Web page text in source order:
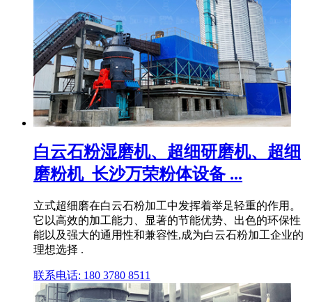
白云石粉湿磨机、超细研磨机、超细
磨粉机_长沙万荣粉体设备 ...
立式超细磨在白云石粉加工中发挥着举足轻重的作用。
它以高效的加工能力、显著的节能优势、出色的环保性
能以及强大的通用性和兼容性,成为白云石粉加工企业的
理想选择 .
联系电话: 180 3780 8511